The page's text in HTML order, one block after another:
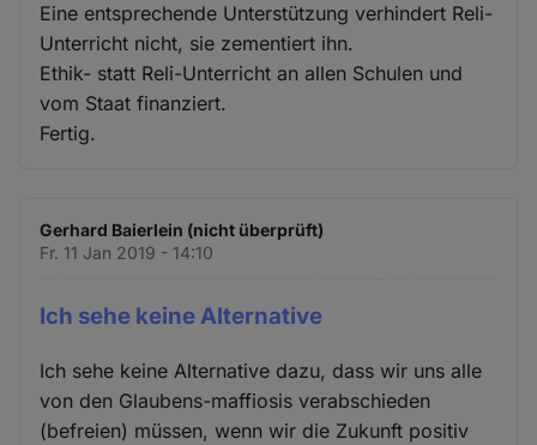
Eine entsprechende Unterstützung verhindert Reli-
Unterricht nicht, sie zementiert ihn.
Ethik- statt Reli-Unterricht an allen Schulen und
vom Staat finanziert.
Fertig.
Gerhard Baierlein (nicht überprüft)
Fr. 11 Jan 2019 - 14:10
Ich sehe keine Alternative
Ich sehe keine Alternative dazu, dass wir uns alle
von den Glaubens-maffiosis verabschieden
(befreien) müssen, wenn wir die Zukunft positiv